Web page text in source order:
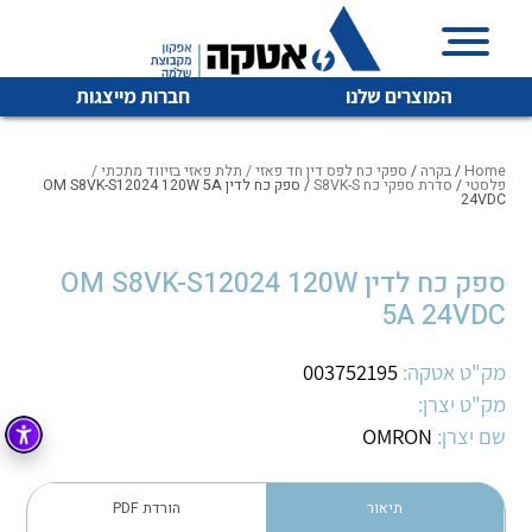
המוצרים שלנו חברות מייצגות
איכות | שרות | זמינות
אטקה בע”מ היא החברה הגדולה והמובילה בישראל בשיווק
חשמל
בקרה רובוטיקה ואוטומציה תעשייתית
לכל מוצרי היצרן לכל מוצרי היצרן
לכל מוצרי היצרן לכל מוצרי היצרן
Home
/בקרה / ספקי כח לפס דין חד פאזי / תלת פאזי בזיווד מתכתי /
פלסטי/ סדרת ספקי כח S8VK-S / ספק כח לדין OM S8VK-S12024 120W 5A
24VDC
ספק כח לדין OM S8VK-S12024 120W
5A 24VDC
מק"ט אטקה: 003752195
מק"ט יצרן:
שם יצרן: OMRON
תיאור הורדת PDF